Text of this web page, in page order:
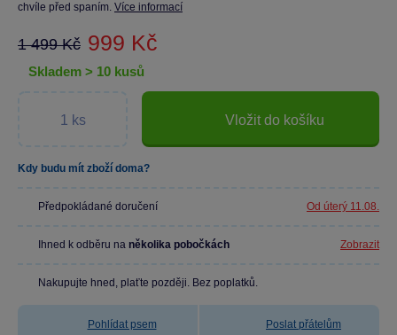
chvíle před spaním. Více informací
1 499 Kč 999 Kč
skladem > 10 kusů
Vložit do košíku
Kdy budu mít zboží doma?
Předpokládané doručení Od úterý 11.08.
Ihned k odběru na několika pobočkách Zobrazit
Nakupujte hned, plaťte později. Bez poplatků.
Pohlídat psem Poslat přátelům